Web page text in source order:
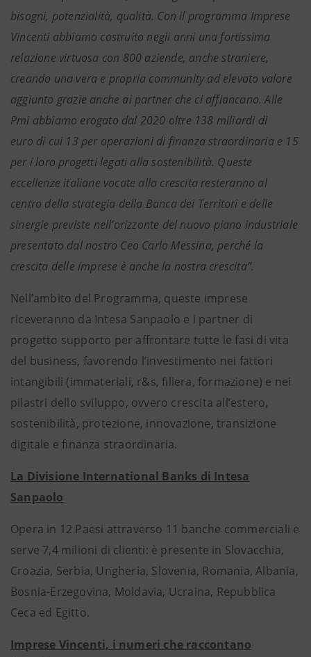
bisogni, potenzialità, qualità. Con il programma Imprese
Vincenti abbiamo costruito negli anni una fortissima
relazione virtuosa con 800 aziende, anche straniere,
creando una vera e propria community ad elevato valore
aggiunto grazie anche ai partner che ci affiancano. Alle
Pmi abbiamo erogato dal 2020 oltre 138 miliardi di
euro di cui 13 per operazioni di finanza straordinaria e 15
per i loro progetti legati alla sostenibilità. Queste
eccellenze italiane vocate alla crescita resteranno al
centro della strategia della Banca dei Territori e delle
sinergie previste nell’orizzonte del nuovo piano industriale
presentato dal nostro Ceo Carlo Messina, perché la
crescita delle imprese è anche la nostra crescita”.
Nell’ambito del Programma, queste imprese
riceveranno da Intesa Sanpaolo e i partner di
progetto supporto per affrontare tutte le fasi di vita
del business, favorendo l’investimento nei fattori
intangibili (immateriali, r&s, filiera, formazione) e nei
pilastri dello sviluppo, ovvero crescita all’estero,
sostenibilità, protezione, innovazione, transizione
digitale e finanza straordinaria.
La Divisione International Banks di Intesa
Sanpaolo
Opera in 12 Paesi attraverso 11 banche commerciali e
serve 7,4 milioni di clienti: è presente in Slovacchia,
Croazia, Serbia, Ungheria, Slovenia, Romania, Albania,
Bosnia-Erzegovina, Moldavia, Ucraina, Repubblica
Ceca ed Egitto.
Imprese Vincenti, i numeri che raccontano